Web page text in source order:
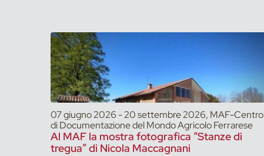
07 giugno 2026 - 20 settembre 2026, MAF-Centro
di Documentazione del Mondo Agricolo Ferrarese
Al MAF la mostra fotografica “Stanze di
tregua” di Nicola Maccagnani